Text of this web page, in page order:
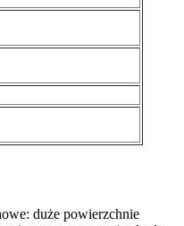
duże powierzchnie